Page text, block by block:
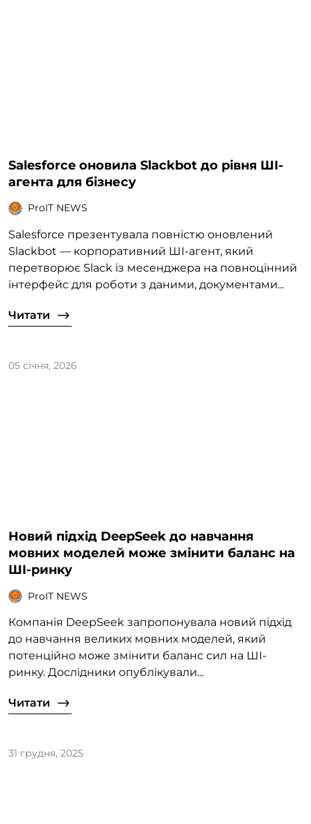
Salesforce оновила Slackbot до рівня ШІ-
агента для бізнесу
ProIT NEWS
Salesforce презентувала повністю оновлений
Slackbot — корпоративний ШІ-агент, який
перетворює Slack із месенджера на повноцінний
інтерфейс для роботи з даними, документами...
Читати
05 січня, 2026
Новий підхід DeepSeek до навчання
мовних моделей може змінити баланс на
ШІ-ринку
ProIT NEWS
Компанія DeepSeek запропонувала новий підхід
до навчання великих мовних моделей, який
потенційно може змінити баланс сил на ШІ-
ринку. Дослідники опублікували...
Читати
31 грудня, 2025